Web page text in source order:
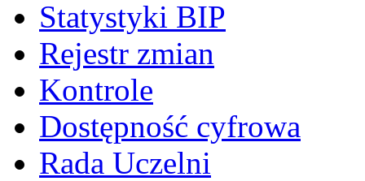
Statystyki BIP
Rejestr zmian
Kontrole
Dostępność cyfrowa
Rada Uczelni